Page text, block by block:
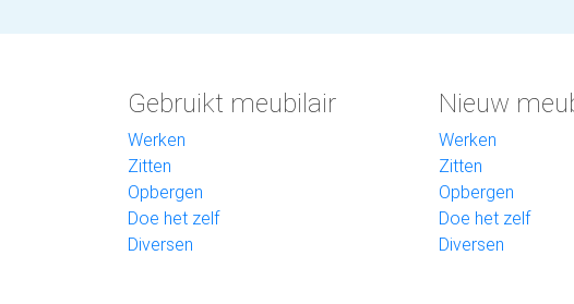
Gebruikt meubilair
Werken
Zitten
Opbergen
Doe het zelf
Diversen
Nieuw
Werken
Zitten
Opbergen
Doe het zelf
Diversen